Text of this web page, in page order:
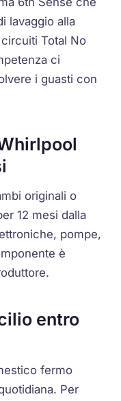
lavaggio alla
circuitiTotal No
ci
i guasti con
originali o
12 mesi dalla
pompe,
è
entro
fermo
Per